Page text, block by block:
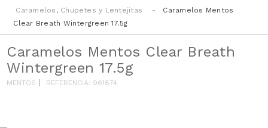
Caramelos, Chupetes y Lentejitas
Caramelos Mentos
Clear Breath Wintergreen 17.5g
Caramelos Mentos Clear Breath
Wintergreen 17.5g
MENTOS REFERENCIA: 961874